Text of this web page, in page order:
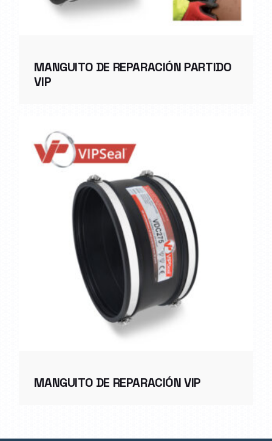
MANGUITO DE REPARACIÓN PARTIDO
VIP
MANGUITO DE REPARACIÓN VIP